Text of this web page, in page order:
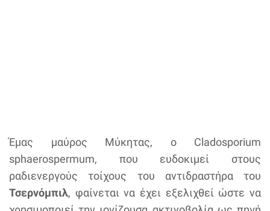
Έμας μαύρος Μύκητας, ο Cladosporium
sphaerospermum, που ευδοκιμεί στους
ραδιενεργούς τοίχους του αντιδραστήρα του
Τσερνόμπιλ, φαίνεται να έχει εξελιχθεί ώστε να